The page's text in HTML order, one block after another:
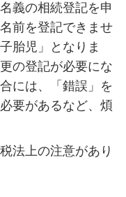
義の相続登記を申
前を登記できませ
胎児」となりま
の登記が必要にな
には、「錯誤」を
要があるなど、煩
法上の注意があり